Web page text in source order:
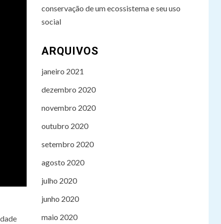
conservação de um ecossistema e seu uso
social
ARQUIVOS
janeiro 2021
dezembro 2020
novembro 2020
outubro 2020
setembro 2020
agosto 2020
julho 2020
junho 2020
maio 2020